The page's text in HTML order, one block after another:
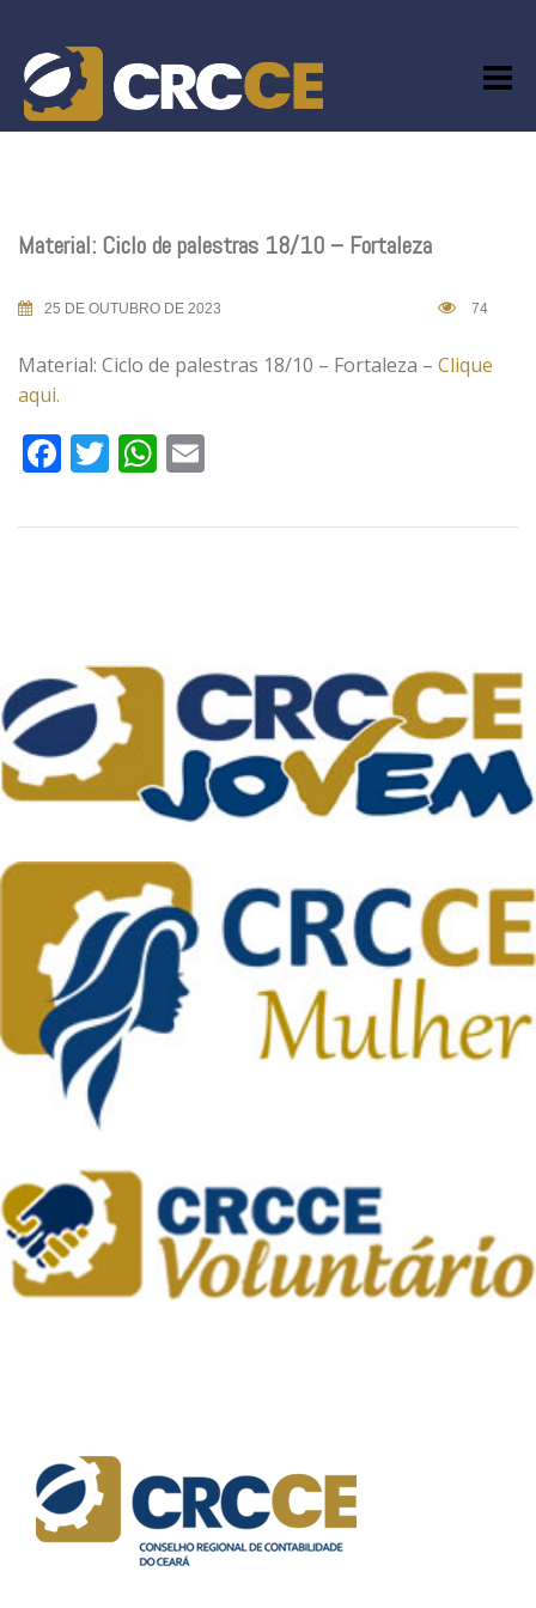
content
Material: Ciclo de palestras 18/10 – Fortaleza
25 DE OUTUBRO DE 2023 74
Material: Ciclo de palestras 18/10 – Fortaleza – Clique
aqui.
Facebook
TwitterWhatsApp